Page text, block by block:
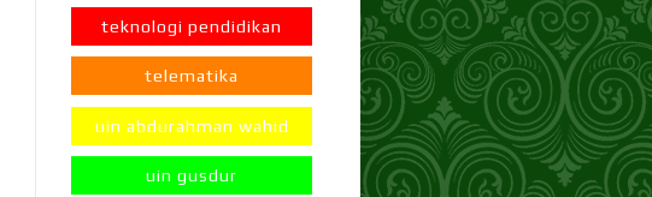
teknologi pendidikan
telematika
uin abdurahman wahid
uin gusdur